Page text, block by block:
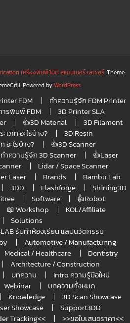
เครื่องพิมพ์3มิติ สแกนเนอร์ เลเซอร์. Theme:
Powered byWordPress.
FDM
ทำความรู้จัก FDM Printer
ารพิมพ์ FDM
3D Printer SLA
👍3D Material
3D Filament
เภท อะไรบ้าง?
3D Resin
อะไรบ้าง?
👍3D Scanner
ทำความรู้จัก 3D Scanner
👍Laser
Lidar / Space Scanner
Laser
Brands
Bambu Lab
3DD Flashforge
Shining3D
Software
👍Robot
📖 Workshop
KOL/Affiliate
Solutions
รับทำห้องเรียน แลปนวัตกรรม
Automotive / Manufacturing
Medical / Healthcare
Dentistry
Architecture / Construction
บทความ
Intro ความรู้มือใหม่
Webinar
บทความทั้งหมด
Knowledge
3D Scan Showcase
Showcase
Support3DD
Tracking<< >>ขอใบเสนอราคา<<